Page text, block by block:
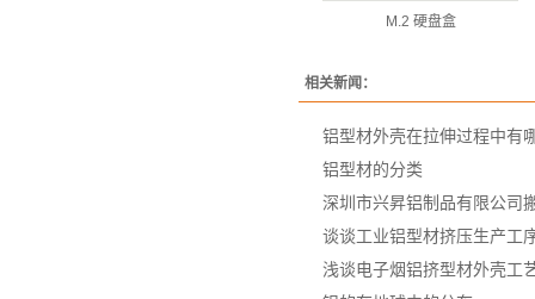
M.2 硬盘盒
相关新闻：
铝型材外壳在拉伸过程中有
铝型材的分类
深圳市兴昇铝制品有限公司
谈谈工业铝型材挤压生产工
浅谈电子烟铝挤型材外壳工